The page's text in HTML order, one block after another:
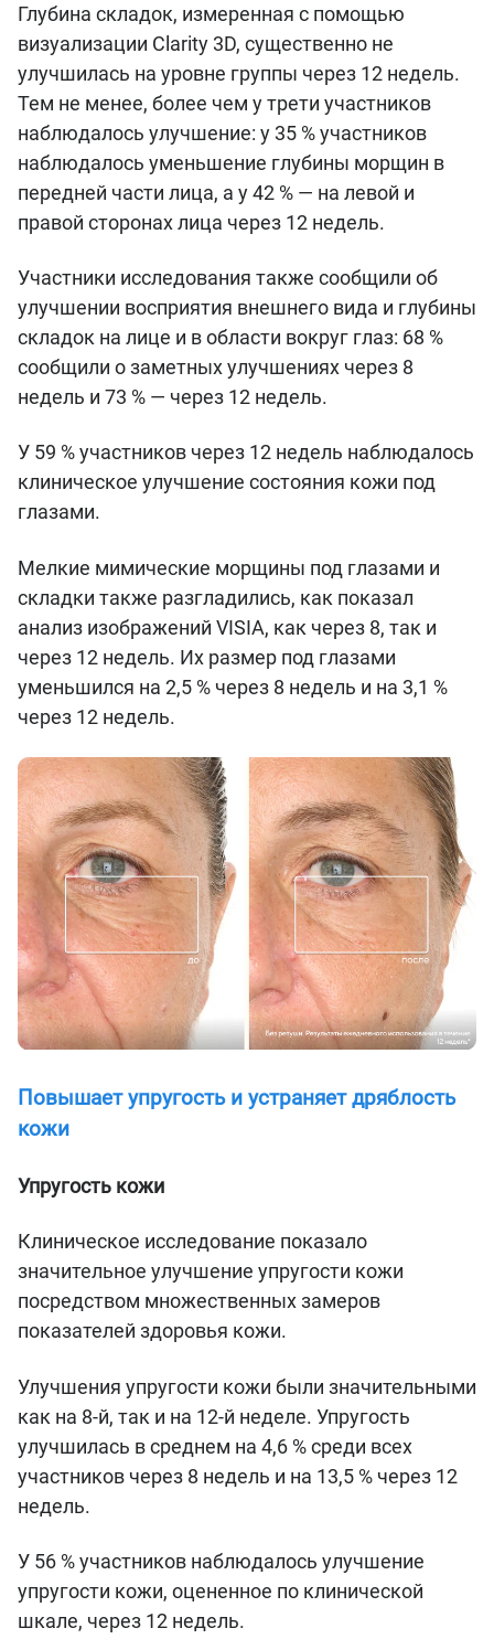
Глубина складок, измеренная с помощью
визуализации Clarity 3D, существенно не
улучшилась на уровне группы через 12 недель.
Тем не менее, более чем у трети участников
наблюдалось улучшение: у 35 % участников
наблюдалось уменьшение глубины морщин в
передней части лица, а у 42 % — на левой и
правой сторонах лица через 12 недель.
Участники исследования также сообщили об
улучшении восприятия внешнего вида и глубины
складок на лице и в области вокруг глаз: 68 %
сообщили о заметных улучшениях через 8
недель и 73 % — через 12 недель.
У 59 % участников через 12 недель наблюдалось
клиническое улучшение состояния кожи под
глазами.
Мелкие мимические морщины под глазами и
складки также разгладились, как показал
анализ изображений VISIA, как через 8, так и
через 12 недель. Их размер под глазами
уменьшился на 2,5 % через 8 недель и на 3,1 %
через 12 недель.
Повышает упругость и устраняет дряблость
кожи
Упругость кожи
Клиническое исследование показало
значительное улучшение упругости кожи
посредством множественных замеров
показателей здоровья кожи.
Улучшения упругости кожи были значительными
как на 8-й, так и на 12-й неделе. Упругость
улучшилась в среднем на 4,6 % среди всех
участников через 8 недель и на 13,5 % через 12
недель.
У 56 % участников наблюдалось улучшение
упругости кожи, оцененное по клинической
шкале, через 12 недель.